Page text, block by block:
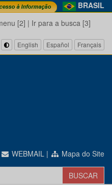
BRASIL
[2] | Ir para a busca [3]
English Español Français
WEBMAIL | Mapa do Site